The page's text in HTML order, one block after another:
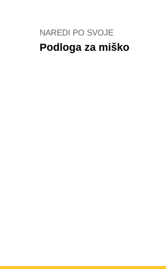
NAREDI PO SVOJE
Podloga za miško